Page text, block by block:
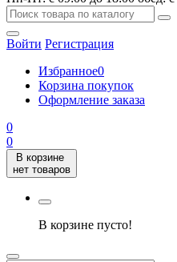
Войти Регистрация
Избранное0
Корзина покупок
Оформление заказа
0
0
В корзине
нет товаров
В корзине пусто!